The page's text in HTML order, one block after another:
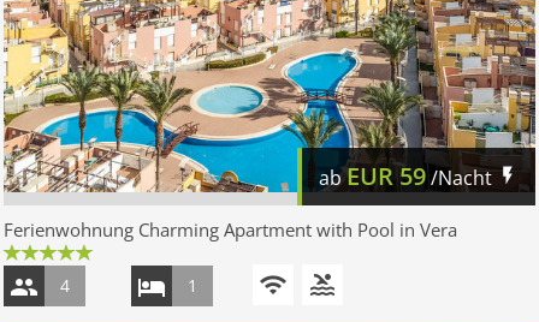
abEUR59/Nacht
Ferienwohnung Charming Apartment with Pool in Vera
4 1